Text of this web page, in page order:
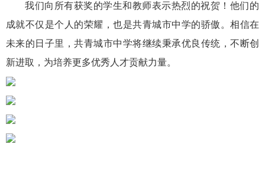
我们向所有获奖的学生和教师表示热烈的祝贺！他们的
成就不仅是个人的荣耀，也是共青城市中学的骄傲。相信在
未来的日子里，共青城市中学将继续秉承优良传统，不断创
新进取，为培养更多优秀人才贡献力量。